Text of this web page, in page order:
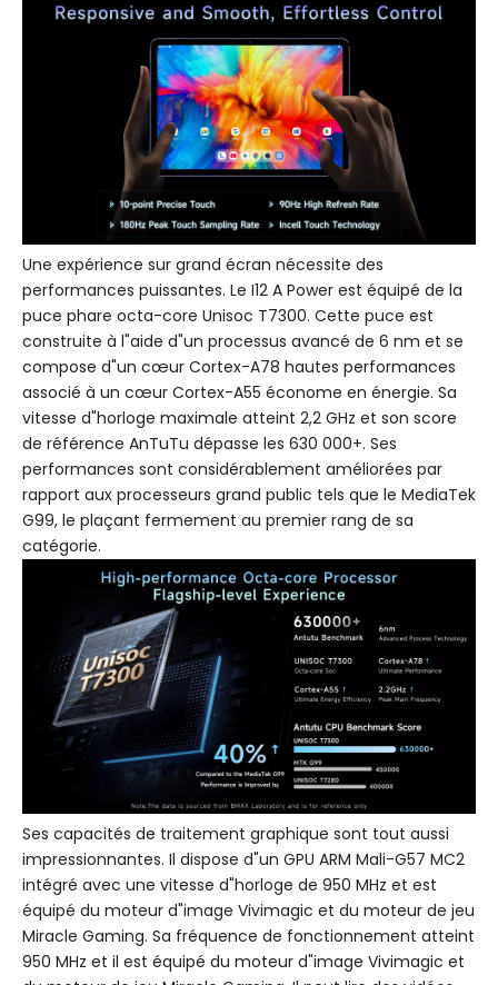
Une expérience sur grand écran nécessite des
performances puissantes. Le I12 A Power est équipé de la
puce phare octa-core Unisoc T7300. Cette puce est
construite à l"aide d"un processus avancé de 6 nm et se
compose d"un cœur Cortex-A78 hautes performances
associé à un cœur Cortex-A55 économe en énergie. Sa
vitesse d"horloge maximale atteint 2,2 GHz et son score
de référence AnTuTu dépasse les 630 000+. Ses
performances sont considérablement améliorées par
rapport aux processeurs grand public tels que le MediaTek
G99, le plaçant fermement au premier rang de sa
catégorie.
Ses capacités de traitement graphique sont tout aussi
impressionnantes. Il dispose d"un GPU ARM Mali-G57 MC2
intégré avec une vitesse d"horloge de 950 MHz et est
équipé du moteur d"image Vivimagic et du moteur de jeu
Miracle Gaming. Sa fréquence de fonctionnement atteint
950 MHz et il est équipé du moteur d"image Vivimagic et